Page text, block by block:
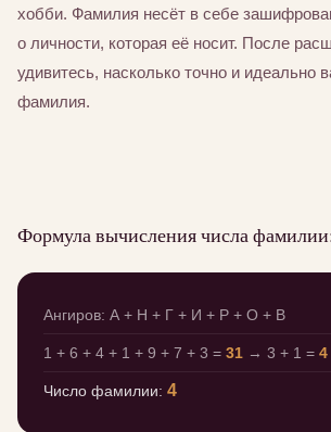
хобби. Фамилия несёт в себе
о личности, которая её носит. После
удивитесь, насколько точно и идеально
фамилия.
Формула вычисления числа
Ангиров: А + Н + Г + И + Р + О + В
1 + 6 + 4 + 1 + 9 + 7 + 3 = 31 → 3 + 1 = 4
Число фамилии: 4